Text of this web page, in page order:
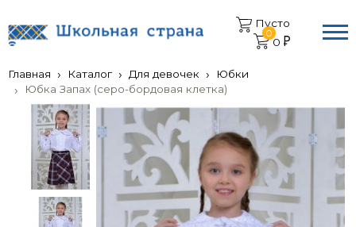
Пусто
0
0
Главная Каталог Для девочек
Юбки
Юбка Запах (серо-бордовая клетка)